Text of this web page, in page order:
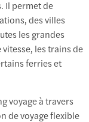
Il permet de
des villes
les grandes
les trains de
ferries et
voyage à travers
de voyage flexible